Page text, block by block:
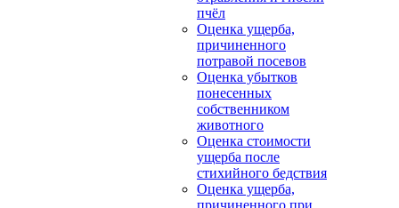
пчёл
Оценка ущерба,
причиненного
потравой посевов
Оценка убытков
понесенных
собственником
животного
Оценка стоимости
ущерба после
стихийного бедствия
Оценка ущерба,
причиненного при